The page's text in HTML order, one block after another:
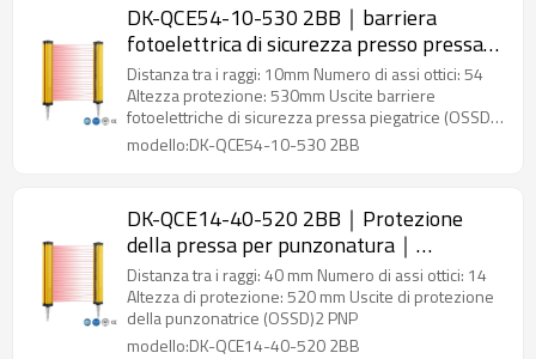
DK-QCE54-10-530 2BB｜barriera
fotoelettrica di sicurezza presso pressa
piegatrice｜DADISICK
Distanza tra i raggi: 10mm Numero di assi ottici: 54
Altezza protezione: 530mm Uscite barriere
fotoelettriche di sicurezza pressa piegatrice (OSSD)2
PNP
modello:DK-QCE54-10-530 2BB
DK-QCE14-40-520 2BB｜Protezione
della pressa per punzonatura｜
DADISICK
Distanza tra i raggi: 40 mm Numero di assi ottici: 14
Altezza di protezione: 520 mm Uscite di protezione
della punzonatrice (OSSD)2 PNP
modello:DK-QCE14-40-520 2BB